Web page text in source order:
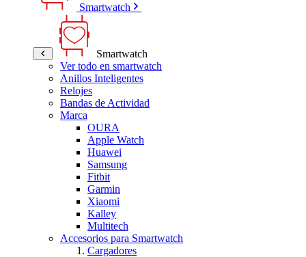
Smartwatch
Smartwatch
Ver todo en smartwatch
Anillos Inteligentes
Relojes
Bandas de Actividad
Marca
OURA
Apple Watch
Huawei
Samsung
Fitbit
Garmin
Xiaomi
Kalley
Multitech
Accesorios para Smartwatch
Cargadores